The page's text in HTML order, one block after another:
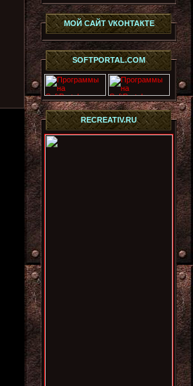
МОЙ САЙТ VКОНТАКТЕ
SOFTPORTAL.COM
RECREATIV.RU